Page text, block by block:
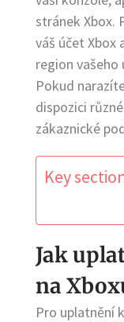
stránek Xbox.
váš účet Xbox
region
Pokud
dispozici
zákaznické
Key
Jak
na
Pro uplatnění